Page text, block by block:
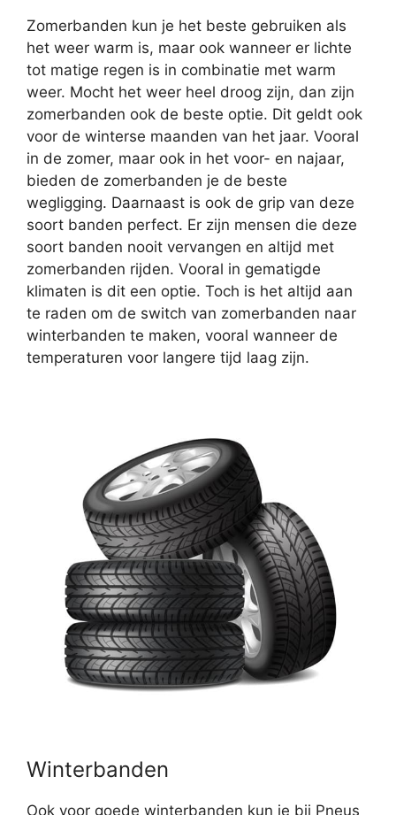
Zomerbanden kun je het beste gebruiken als
het weer warm is, maar ook wanneer er lichte
tot matige regen is in combinatie met warm
weer. Mocht het weer heel droog zijn, dan zijn
zomerbanden ook de beste optie. Dit geldt ook
voor de winterse maanden van het jaar. Vooral
in de zomer, maar ook in het voor- en najaar,
bieden de zomerbanden je de beste
wegligging. Daarnaast is ook de grip van deze
soort banden perfect. Er zijn mensen die deze
soort banden nooit vervangen en altijd met
zomerbanden rijden. Vooral in gematigde
klimaten is dit een optie. Toch is het altijd aan
te raden om de switch van zomerbanden naar
winterbanden te maken, vooral wanneer de
temperaturen voor langere tijd laag zijn.
Winterbanden
Ook voor goede winterbanden kun je bij Pneus